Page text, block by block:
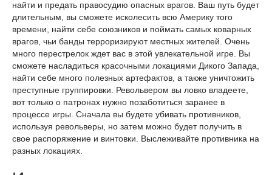
найти и предать правосудию опасных врагов. Ваш путь будет
длительным, вы сможете исколесить всю Америку того
времени, найти себе союзников и поймать самых коварных
врагов, чьи банды терроризируют местных жителей. Очень
много перестрелок ждет вас в этой увлекательной игре. Вы
сможете насладиться красочными локациями Дикого Запада,
найти себе много полезных артефактов, а также уничтожить
преступные группировки. Револьвером вы ловко владеете,
вот только о патронах нужно позаботиться заранее в
процессе игры. Сначала вы будете убивать противников,
используя револьверы, но затем можно будет получить в
свое распоряжение и винтовки. Выслеживайте противника на
разных локациях.